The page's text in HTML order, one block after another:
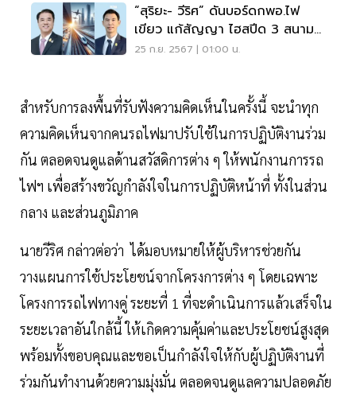
“สุริยะ- วีริศ” ดันบอร์ดกพอ.ไฟ
เขียว แก้สัญญา ไฮสปีด 3 สนาม
บิน
25 ก.ย. 2567 | 01:00 น.
สำหรับการลงพื้นที่รับฟังความคิดเห็นในครั้งนี้ จะนำทุก
ความคิดเห็นจากคนรถไฟมาปรับใช้ในการปฏิบัติงานร่วม
กัน ตลอดจนดูแลด้านสวัสดิการต่าง ๆ ให้พนักงานการรถ
ไฟฯ เพื่อสร้างขวัญกำลังใจในการปฏิบัติหน้าที่ ทั้งในส่วน
กลาง และส่วนภูมิภาค
นายวีริศ กล่าวต่อว่า ได้มอบหมายให้ผู้บริหารช่วยกัน
วางแผนการใช้ประโยชน์จากโครงการต่าง ๆ โดยเฉพาะ
โครงการรถไฟทางคู่ ระยะที่ 1 ที่จะดำเนินการแล้วเสร็จใน
ระยะเวลาอันใกล้นี้ ให้เกิดความคุ้มค่าและประโยชน์สูงสุด
พร้อมทั้งขอบคุณและขอเป็นกำลังใจให้กับผู้ปฏิบัติงานที่
ร่วมกันทำงานด้วยความมุ่งมั่น ตลอดจนดูแลความปลอดภัย